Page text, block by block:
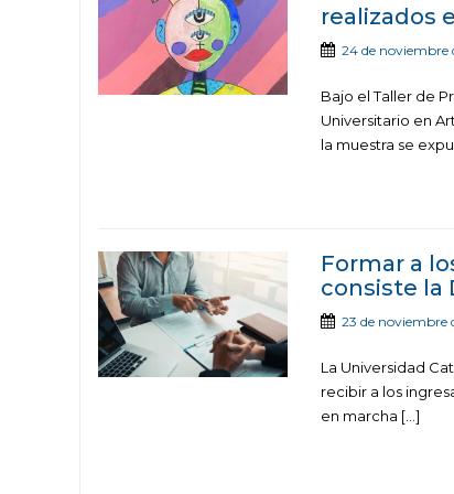
realizados
24 de noviembre
Bajo el Taller de
Universitario en
la muestra se
Formar a
consiste la
23 de noviembre
La Universidad
recibir a los
en marcha […]